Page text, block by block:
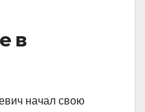
в
начал свою